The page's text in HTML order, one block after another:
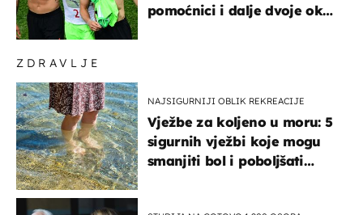
ZDRAVLJE
NAJSIGURNIJI OBLIK REKREACIJE
Vježbe za koljeno u moru: 5
sigurnih vježbi koje mogu
smanjiti bol i poboljšati
pomoćnici i dalje dvoje oko